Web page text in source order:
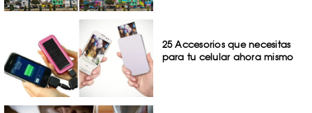
25 Accesorios que necesitas
para tu celular ahora mismo